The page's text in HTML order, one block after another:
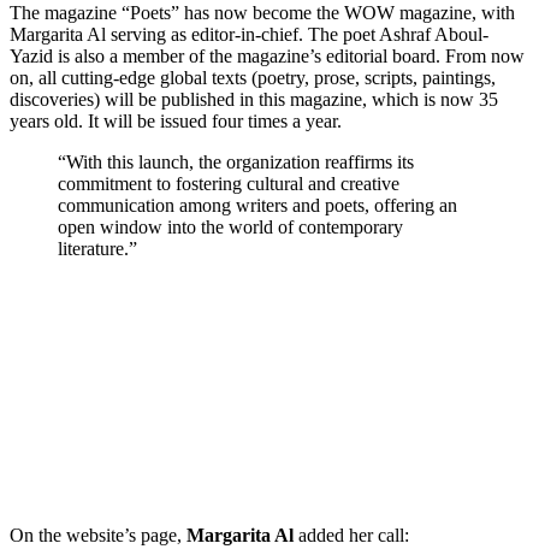
The magazine “Poets” has now become the WOW magazine, with
Margarita Al serving as editor-in-chief. The poet Ashraf Aboul-
Yazid is also a member of the magazine’s editorial board. From now
on, all cutting-edge global texts (poetry, prose, scripts, paintings,
discoveries) will be published in this magazine, which is now 35
years old. It will be issued four times a year.
“With this launch, the organization reaffirms its
commitment to fostering cultural and creative
communication among writers and poets, offering an
open window into the world of contemporary
literature.”
On the website’s page, Margarita Al added her call: